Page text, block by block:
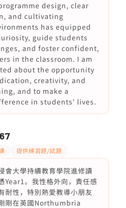
design, clear
and cultivating
has equipped
guide students
and foster confident,
in the classroom. I am
about the opportunity
creativity, and
and to make a
in students' lives.
提供練習題/試題
會大學持續教育學院進修讀
Year1。我性格外向，責任感
耐性，特別熱愛教導小朋友
剛在英國Northumbria